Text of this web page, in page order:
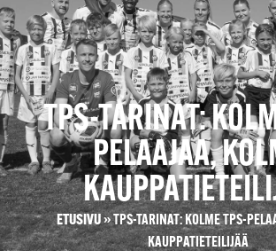
TPS-TARINAT:
PELAAJAA,
ETUSIVU»TPS-TARINAT: KOLME TPS-
KAUPPATIETEILIJÄÄ